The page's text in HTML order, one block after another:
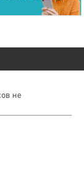
не